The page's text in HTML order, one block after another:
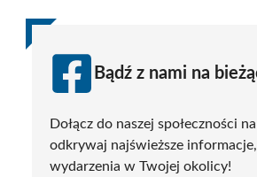
Bądź z nami na
Dołącz do naszej społeczności
odkrywaj najświeższe
wydarzenia w Twojej okolicy!